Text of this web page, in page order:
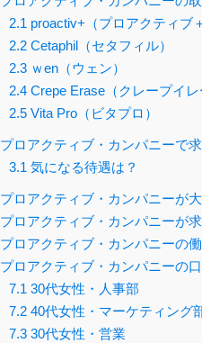
2.1proactiv+（プロアクティブ＋
2.2Cetaphil（セタフィル）
2.3ｗen（ウェン）
2.4Crepe Erase（クレープイレ
2.5Vita Pro（ビタプロ）
プロアクティブ・カンパニーで
3.1気になる待遇は？
プロアクティブ・カンパニーが
プロアクティブ・カンパニーが
プロアクティブ・カンパニーの
プロアクティブ・カンパニーの
7.130代女性・人事部
7.240代女性・マーケティング
7.330代女性・営業